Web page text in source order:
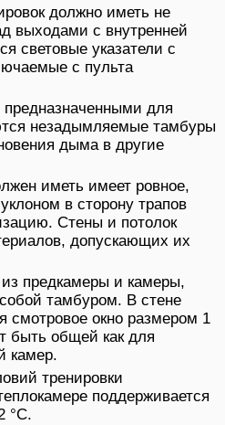
должно иметь не
выходами с внутренней
световые указатели с
с пульта
для
незадымляемые тамбуры
дыма в другие
иметь имеет ровное,
в сторону трапов
Стены и потолок
допускающих их
предкамеры и камеры,
тамбуром. В стене
смотровое окно размером 1
быть общей как для
камер.
тренировки
поддерживается
°C.